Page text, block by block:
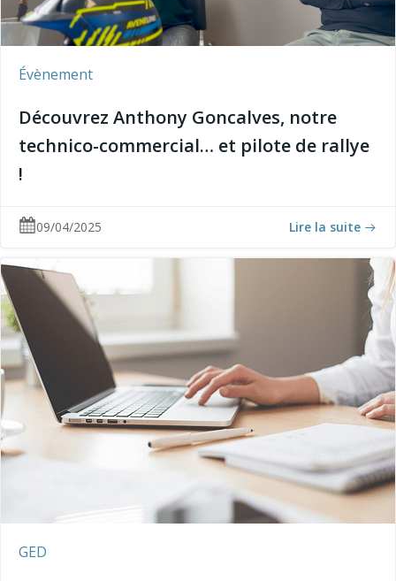
Évènement
Découvrez Anthony Goncalves, notre
technico-commercial… et pilote de rallye
!
09/04/2025 Lire la suite
GED